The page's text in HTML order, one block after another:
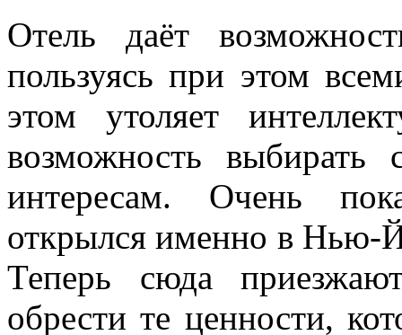
Отель даёт
пользуясь при этом
этом утоляет
возможность
интересам. Очень
открылся именно в Нью-
Теперь сюда
обрести те ценности,